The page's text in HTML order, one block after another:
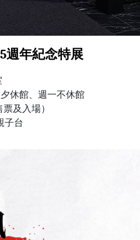
週年紀念特展
休館、週一不休館
及入場）
子台